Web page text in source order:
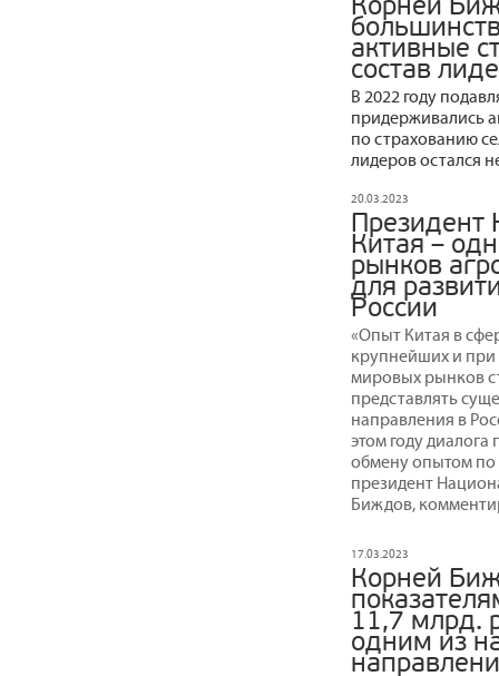
активные
состав
В 2022 году
придерживались
по страхованию
лидеров остался
20.03.2023
Китая –
рынков
для
России
«Опыт Китая в
крупнейших и
мировых рынков
представлять
направления в
этом году
обмену опытом по
президент
Биждов,
17.03.2023
Корней
11,7 млрд.
одним из